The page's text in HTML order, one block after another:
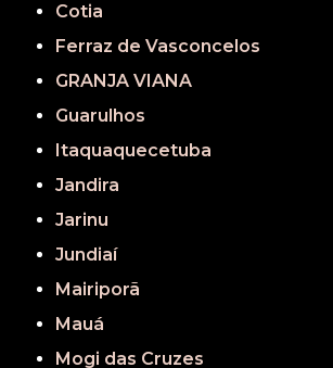
Cotia
Ferraz de Vasconcelos
GRANJA VIANA
Guarulhos
Itaquaquecetuba
Jandira
Jarinu
Jundiaí
Mairiporã
Mauá
Mogi das Cruzes